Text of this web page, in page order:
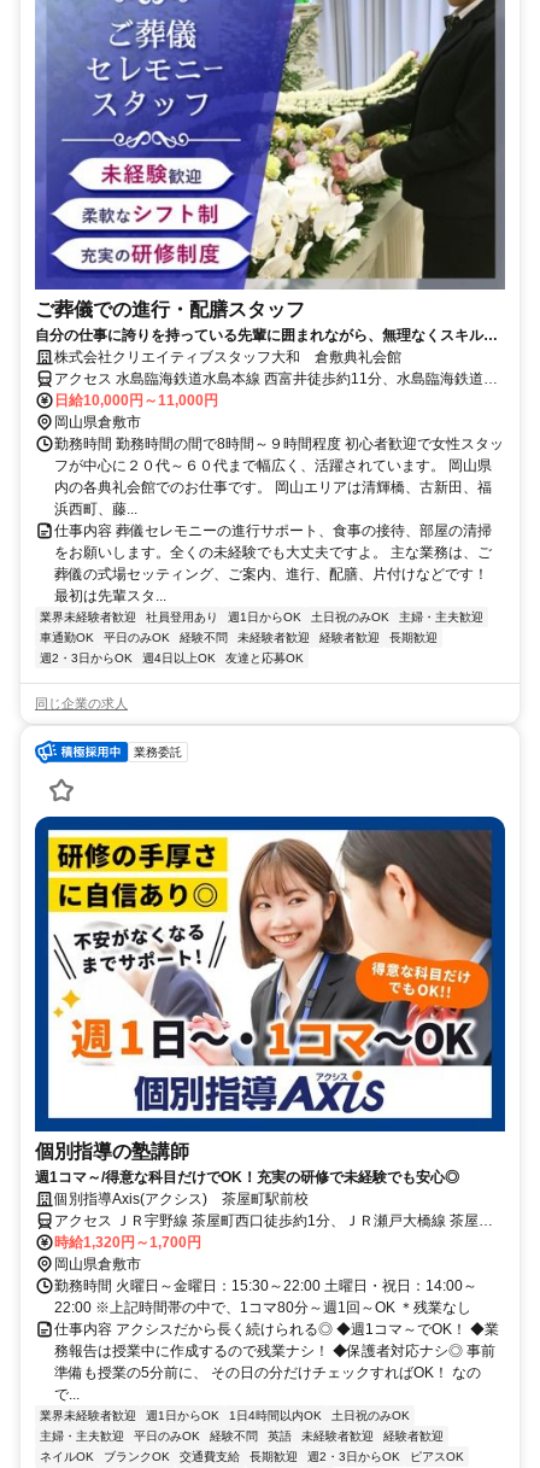
ご葬儀での進行・配膳スタッフ
自分の仕事に誇りを持っている先輩に囲まれながら、無理なくスキルア
ップできる環境が整っています。
株式会社クリエイティブスタッフ大和 倉敷典礼会館
アクセス 水島臨海鉄道水島本線 西富井徒歩約11分、水島臨海鉄道水
島本線 球場前（岡山県）徒歩約18分、水島臨海鉄道水島本線 福井
（岡山県）徒歩約20分
日給10,000円～11,000円
岡山県倉敷市
勤務時間 勤務時間の間で8時間～９時間程度 初心者歓迎で女性スタッ
フが中心に２０代～６０代まで幅広く、活躍されています。 岡山県
内の各典礼会館でのお仕事です。 岡山エリアは清輝橋、古新田、福
浜西町、藤...
仕事内容 葬儀セレモニーの進行サポート、食事の接待、部屋の清掃
をお願いします。全くの未経験でも大丈夫ですよ。 主な業務は、ご
葬儀の式場セッティング、ご案内、進行、配膳、片付けなどです！
最初は先輩スタ...
業界未経験者歓迎 社員登用あり 週1日からOK 土日祝のみOK
主婦・主夫歓迎
車通勤OK
平日のみOK 経験不問 未経験者歓迎 経験者歓迎
長期歓迎
週2・3日からOK
週4日以上OK 友達と応募OK
同じ企業の求人
業務委託
個別指導の塾講師
週1コマ～/得意な科目だけでOK！充実の研修で未経験でも安心◎
個別指導Axis(アクシス) 茶屋町駅前校
アクセス ＪＲ宇野線 茶屋町西口徒歩約1分、ＪＲ瀬戸大橋線 茶屋町
西口徒歩約1分、ＪＲ瀬戸大橋線 久々原徒歩約22分
時給1,320円～1,700円
岡山県倉敷市
勤務時間 火曜日～金曜日：15:30～22:00 土曜日・祝日：14:00～
22:00 ※上記時間帯の中で、1コマ80分～週1回～OK ＊残業なし
仕事内容 アクシスだから長く続けられる◎ ◆週1コマ～でOK！ ◆業
務報告は授業中に作成するので残業ナシ！ ◆保護者対応ナシ◎ 事前
準備も授業の5分前に、 その日の分だけチェックすればOK！ なの
で...
業界未経験者歓迎 週1日からOK 1日4時間以内OK
土日祝のみOK
主婦・主夫歓迎
平日のみOK 経験不問 英語 未経験者歓迎
経験者歓迎
ネイルOK
ブランクOK 交通費支給 長期歓迎 週2・3日からOK
ピアスOK